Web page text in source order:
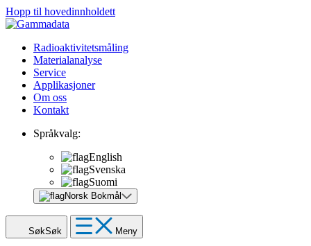
Hopp til hovedinnholdett
Radioaktivitetsmåling
Materialanalyse
Service
Applikasjoner
Om oss
Kontakt
Språkvalg:
English
Svenska
Suomi
Norsk Bokmål
SøkSøk Meny